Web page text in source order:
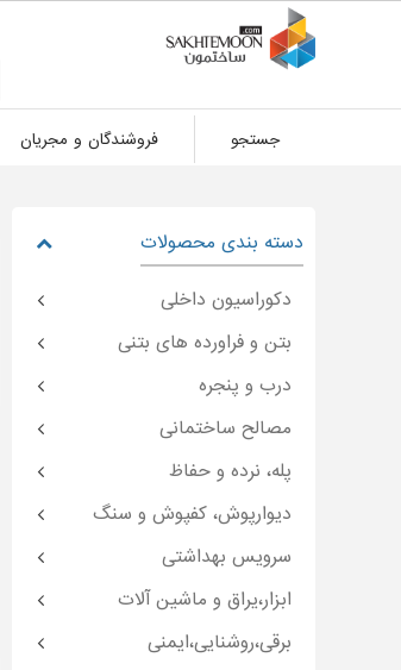
جستجو فروشندگان و مجریان
دسته بندی محصولات
دکوراسیون داخلی
بتن و فراورده های بتنی
درب و پنجره
مصالح ساختمانی
پله، نرده و حفاظ
دیوارپوش، کفپوش و سنگ
سرویس بهداشتی
ابزار،یراق و ماشین آلات
برقی،روشنایی،ایمنی